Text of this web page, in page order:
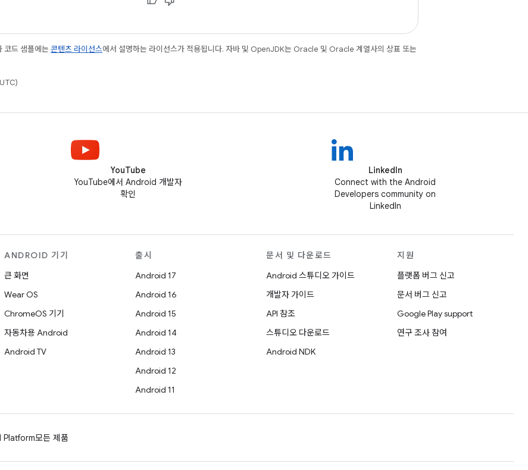
코드 샘플에는 콘텐츠 라이선스에서 설명하는 라이선스가 적용됩니다. 자바 및 OpenJDK는 Oracle 및 Oracle 계열사의 상표 또는
YouTube
YouTube에서 Android 개발자
확인
LinkedIn
Connect with the Android
Developers community on
LinkedIn
ANDROID 기기
큰 화면
Wear OS
ChromeOS 기기
자동차용 Android
Android TV
출시
Android 17
Android 16
Android 15
Android 14
Android 13
Android 12
Android 11
문서 및 다운로드
Android 스튜디오 가이드
개발자 가이드
API 참조
스튜디오 다운로드
Android NDK
지원
플랫폼 버그 신고
문서 버그 신고
Google Play support
연구 조사 참여
모든 제품